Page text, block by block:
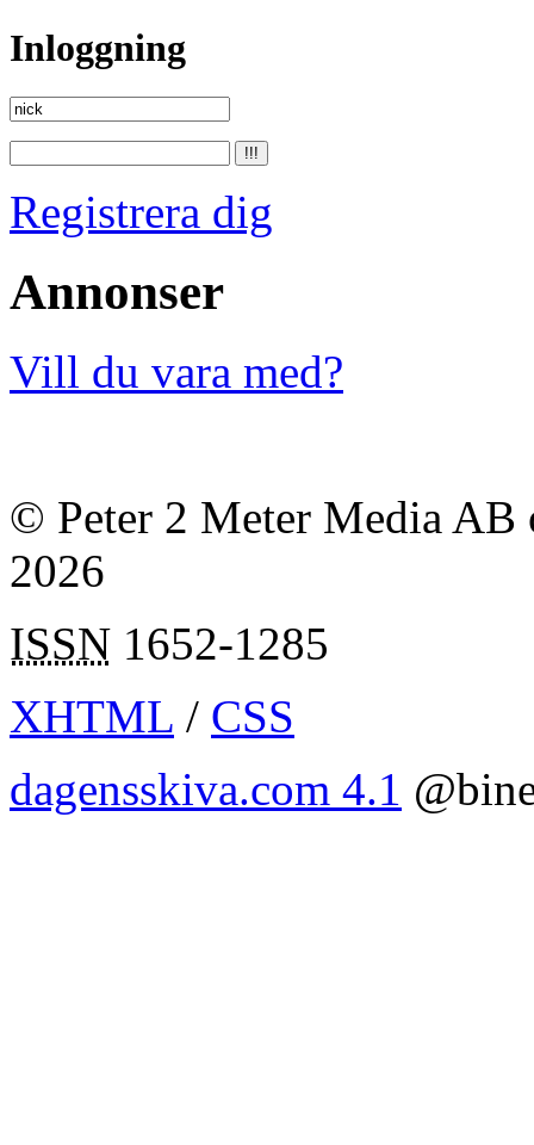
Inloggning
Registrera dig
Annonser
Vill du vara med?
© Peter 2 Meter Media AB
2026
ISSN 1652-1285
XHTML / CSS
dagensskiva.com 4.1